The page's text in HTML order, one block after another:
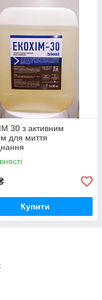
30 з активним
для миття
Купити